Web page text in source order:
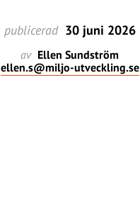
publicerad 30 juni 2026
av Ellen Sundström
ellen.s@miljo-utveckling.se